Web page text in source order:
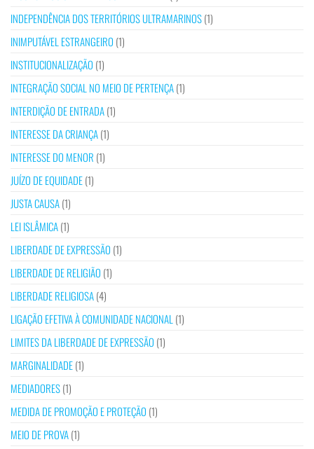
INDEPENDÊNCIA DOS TERRITÓRIOS ULTRAMARINOS(1)
INIMPUTÁVEL ESTRANGEIRO (1)
INSTITUCIONALIZAÇÃO (1)
INTEGRAÇÃO SOCIAL NO MEIO DE PERTENÇA(1)
INTERDIÇÃO DE ENTRADA(1)
INTERESSE DA CRIANÇA(1)
INTERESSE DO MENOR (1)
JUÍZO DE EQUIDADE(1)
JUSTA CAUSA(1)
LEI ISLÂMICA(1)
LIBERDADE DE EXPRESSÃO (1)
LIBERDADE DE RELIGIÃO (1)
LIBERDADE RELIGIOSA(4)
LIGAÇÃO EFETIVA À COMUNIDADE NACIONAL (1)
LIMITES DA LIBERDADE DE EXPRESSÃO (1)
MARGINALIDADE(1)
MEDIADORES(1)
MEDIDA DE PROMOÇÃO E PROTEÇÃO (1)
MEIO DE PROVA(1)